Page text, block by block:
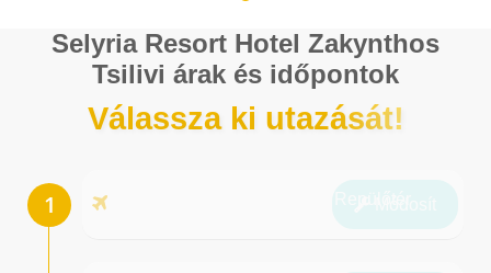
Selyria Resort Hotel Zakynthos
Tsilivi árak és időpontok
Válassza ki utazását!